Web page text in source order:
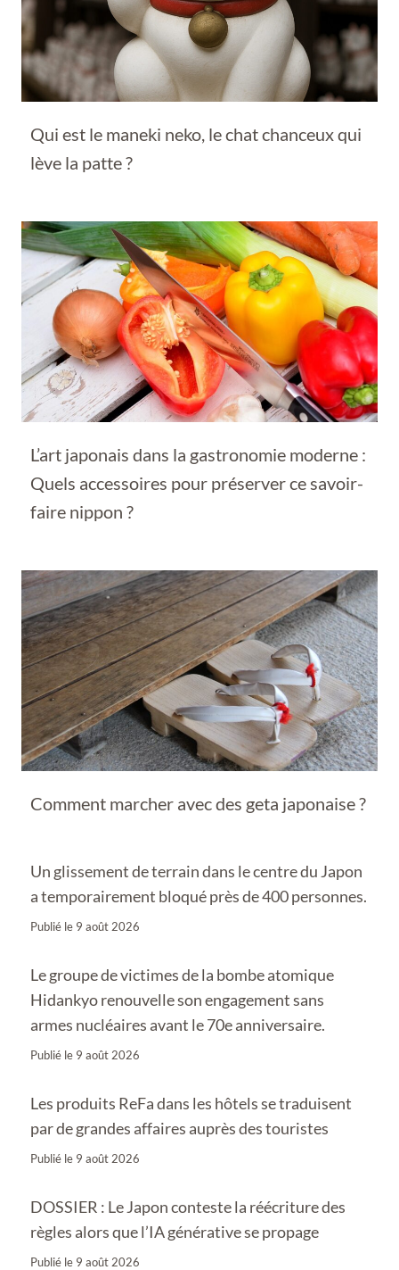
Qui est le maneki neko, le chat chanceux qui
lève la patte ?
L’art japonais dans la gastronomie moderne :
Quels accessoires pour préserver ce savoir-
faire nippon ?
Comment marcher avec des geta japonaise ?
Un glissement de terrain dans le centre du Japon
a temporairement bloqué près de 400 personnes.
Publié le 9 août 2026
Le groupe de victimes de la bombe atomique
Hidankyo renouvelle son engagement sans
armes nucléaires avant le 70e anniversaire.
Publié le 9 août 2026
Les produits ReFa dans les hôtels se traduisent
par de grandes affaires auprès des touristes
Publié le 9 août 2026
DOSSIER : Le Japon conteste la réécriture des
règles alors que l’IA générative se propage
Publié le 9 août 2026